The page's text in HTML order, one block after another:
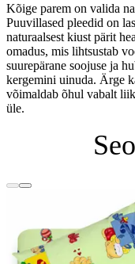
Kõige parem on valida
Puuvillased pleedid on
naturaalsest kiust pärit
omadus, mis lihtsustab
suurepärane soojuse ja
kergemini uinuda. Ärge
võimaldab õhul vabalt
üle.